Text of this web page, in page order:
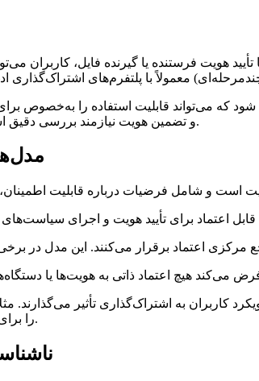
هویت فرستنده یا گیرنده فایل، کاربران
که می‌تواند قابلیت استفاده را به‌خصوص
و تضمین هویت نیازمند بررسی دقیق است که به حساسیت داده‌ها، محیط اعتماد کاربران و الزامات مقرراتی بستگی دارد.
به اشتراک‌گذاری تأثیر می‌گذارند.
را برای محدود کردن افشای اطلاعات حتی در صورت عدم تأیید کامل هویت‌ها اعمال کنند.